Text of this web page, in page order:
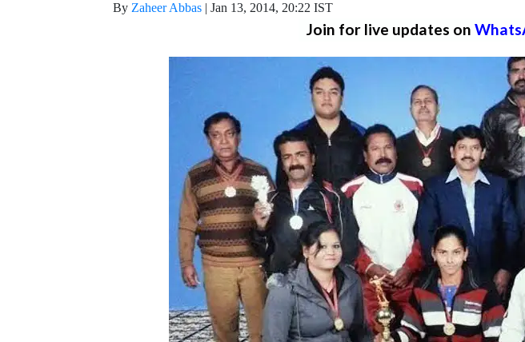
By Zaheer Abbas | Jan 13, 2014, 20:22 IST
Join for live updates on